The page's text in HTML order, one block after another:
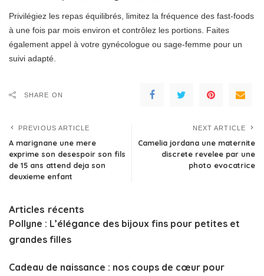
Privilégiez les repas équilibrés, limitez la fréquence des fast-foods
à une fois par mois environ et contrôlez les portions. Faites
également appel à votre gynécologue ou sage-femme pour un
suivi adapté.
SHARE ON
PREVIOUS ARTICLE
A marignane une mere
exprime son desespoir son fils
de 15 ans attend deja son
deuxieme enfant
NEXT ARTICLE
Camelia jordana une maternite
discrete revelee par une
photo evocatrice
Articles récents
Pollyne : L’élégance des bijoux fins pour petites et
grandes filles
Cadeau de naissance : nos coups de cœur pour